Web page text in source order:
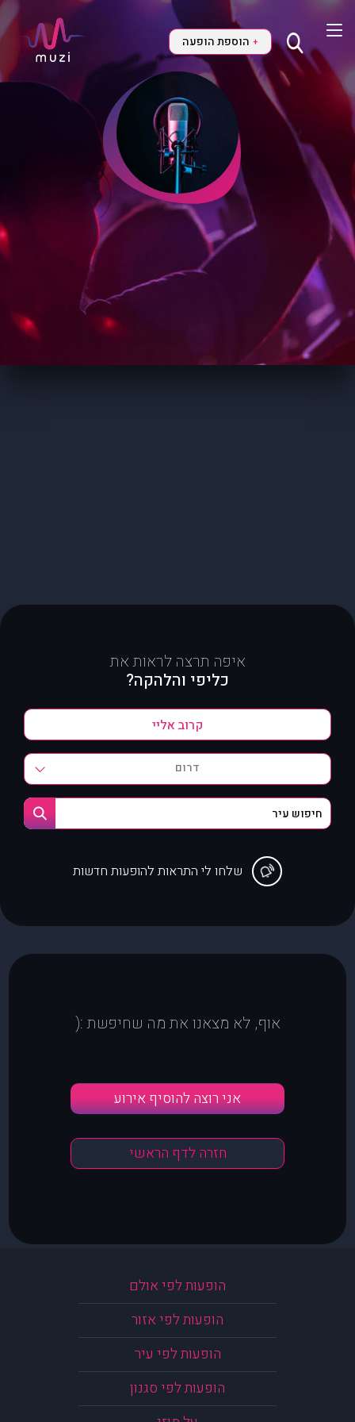
+ הוספת הופעה
איפה תרצה לראות את
כליפי והלהקה?
דרום
שלחו לי התראות להופעות חדשות
אוף, לא מצאנו את מה שחיפשת :(
אני רוצה להוסיף אירוע
חזרה לדף הראשי
הופעות לפי אולם
הופעות לפי אזור
הופעות לפי עיר
הופעות לפי סגנון